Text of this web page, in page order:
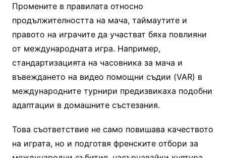
Промените в правилата относно
продължителността на мача, таймаутите и
правото на играчите да участват бяха повлияни
от международната игра. Например,
стандартизацията на часовника за мача и
въвеждането на видео помощни съдии (VAR) в
международните турнири предизвикаха подобни
адаптации в домашните състезания.
Това съответствие не само повишава качеството
на играта, но и подготвя френските отбори за